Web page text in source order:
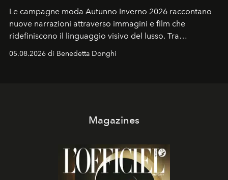
Le campagne moda Autunno Inverno 2026 raccontano
nuove narrazioni attraverso immagini e film che
ridefiniscono il linguaggio visivo del lusso. Tra
contemporanea e storytelling d'autore, le maison
05.08.2026 di Benedetta Donghi
Magazines